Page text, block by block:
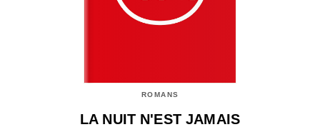
ROMANS
LA NUIT N'EST JAMAIS